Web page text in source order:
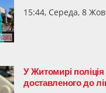
15:44, Середа, 8
У Житомирі
доставленого до